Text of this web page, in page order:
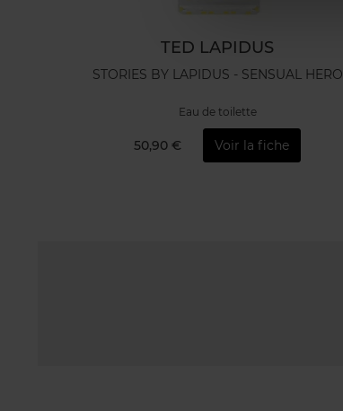
TED LAPIDUS
STORIES BY LAPIDUS - SENSUAL HERO
Eau de toilette
50,90 € Voir la fiche